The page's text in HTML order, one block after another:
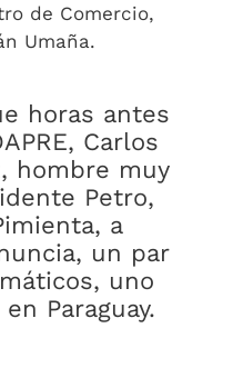
de Comercio,
Umaña.
horas antes
Carlos
hombre muy
Petro,
a
un par
uno
Paraguay.